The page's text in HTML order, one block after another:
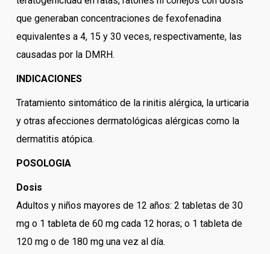
que generaban concentraciones de fexofenadina
equivalentes a 4, 15 y 30 veces, respectivamente, las
causadas por la DMRH.
INDICACIONES
Tratamiento sintomático de la rinitis alérgica, la urticaria
y otras afecciones dermatológicas alérgicas como la
dermatitis atópica.
POSOLOGIA
Dosis
Adultos y niños mayores de 12 años: 2 tabletas de 30
mg o 1 tableta de 60 mg cada 12 horas; o 1 tableta de
120 mg o de 180 mg una vez al día.